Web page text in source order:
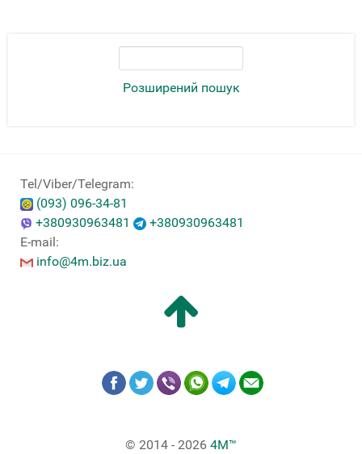
Розширений пошук
Tel/Viber/Telegram:
(093) 096-34-81
+380930963481
+380930963481
E-mail:
info@4m.biz.ua
© 2014 - 2026 4M™